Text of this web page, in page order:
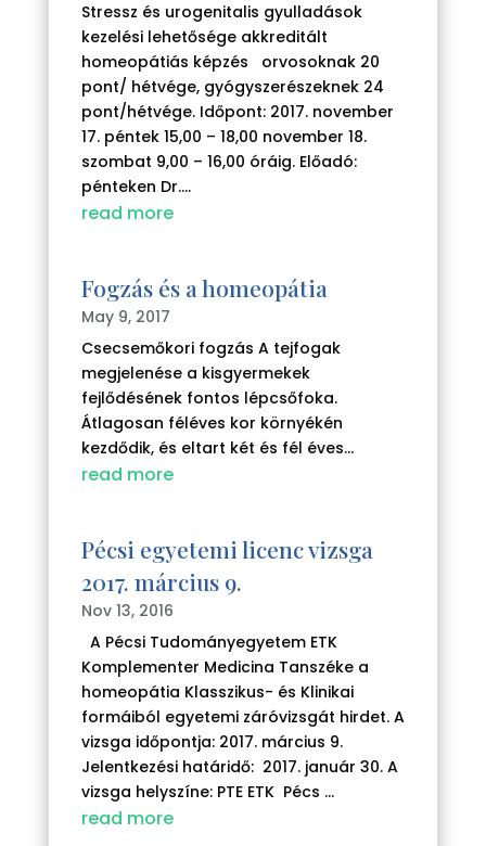
Stressz és urogenitalis gyulladások
kezelési lehetősége akkreditált
homeopátiás képzés orvosoknak 20
pont/ hétvége, gyógyszerészeknek 24
pont/hétvége. Időpont: 2017. november
17. péntek 15,00 – 18,00 november 18.
szombat 9,00 – 16,00 óráig. Előadó:
pénteken Dr....
read more
Fogzás és a homeopátia
May 9, 2017
Csecsemőkori fogzás A tejfogak
megjelenése a kisgyermekek
fejlődésének fontos lépcsőfoka.
Átlagosan féléves kor környékén
kezdődik, és eltart két és fél éves...
read more
Pécsi egyetemi licenc vizsga
2017. március 9.
Nov 13, 2016
A Pécsi Tudományegyetem ETK
Komplementer Medicina Tanszéke a
homeopátia Klasszikus- és Klinikai
formáiból egyetemi záróvizsgát hirdet. A
vizsga időpontja: 2017. március 9.
Jelentkezési határidő: 2017. január 30. A
vizsga helyszíne: PTE ETK Pécs ...
read more